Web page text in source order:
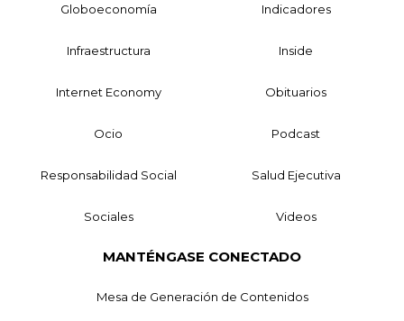
Globoeconomía Indicadores
Infraestructura Inside
Internet Economy Obituarios
Ocio Podcast
Responsabilidad Social Salud Ejecutiva
Sociales Videos
MANTÉNGASE CONECTADO
Mesa de Generación de Contenidos